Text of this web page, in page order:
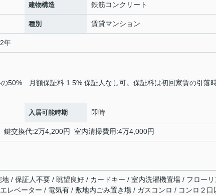
建物構造 鉄筋コンクリート
種別 賃貸マンション
年
50% 月額保証料:1.5% 保証人なし可。保証料は初回家賃の引落
入居可能時期 即時
交換代:2万4,200円 室内清掃費用:4万4,000円
/ 保証人不要 / 眺望良好 / カードキー / 室内洗濯機置場 / フローリ
レベーター / 電気有 / 敷地内ごみ置き場 / ガスコンロ / コンロ２口